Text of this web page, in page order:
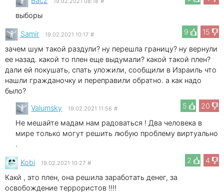
выборы
9
15
Samir 19.02.2021 10:17 #
зачем шум такой раздули? ну перешла границу? ну вернули
ее назад. какой то плен еще выдумали? какой такой плен?
дали ей покушать, спать уложили, сообщили в Израиль что
нашли гражданочку и переправили обратно. а как надо
было?
5
20
Valumsky 19.02.2021 11:56 #
Не мешайте мадам нам радоваться ! Два человека в
мире только могут решить любую проблему виртуально
.
2
4
Kobi 19.02.2021 10:27 #
Какй , это плен, она решила заработать денег, за
освобождение террористов !!!!